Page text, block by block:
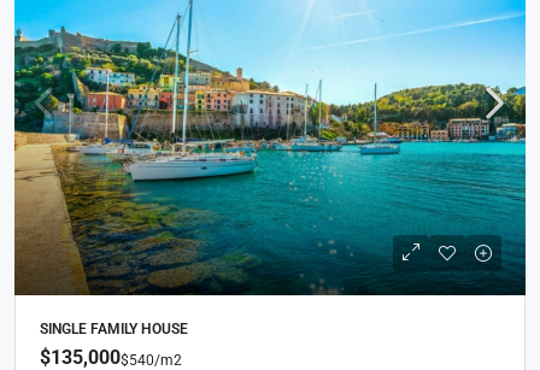
SINGLE FAMILY HOUSE
$135,000$540/m2